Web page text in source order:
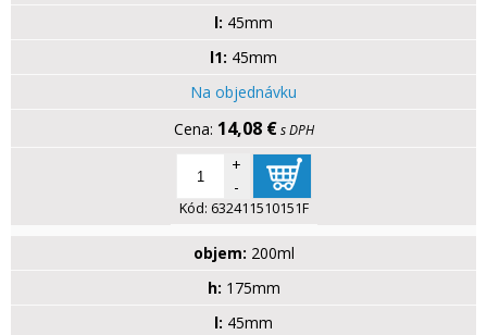
l: 45mm
l1: 45mm
Na objednávku
14,08 € s DPH
+
-
Kód: 632411510151F
objem: 200ml
h: 175mm
l: 45mm